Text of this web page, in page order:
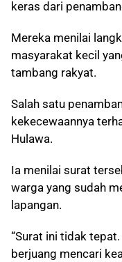
keras dari
Mereka menilai
masyarakat kecil
tambang rakyat.
Salah satu
kekecewaannya
Hulawa.
Ia menilai surat
warga yang sudah
lapangan.
“Surat ini tidak
berjuang mencari